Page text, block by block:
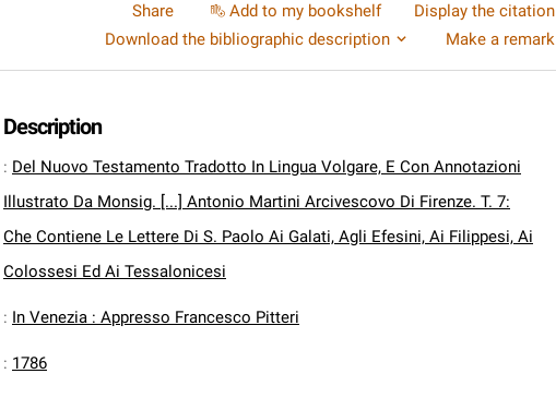
Share Add to my bookshelf
Display the citation
Download the bibliographic description
Make a remark
Description
: Del Nuovo Testamento Tradotto In Lingua Volgare, E Con Annotazioni
Illustrato Da Monsig. [...] Antonio Martini Arcivescovo Di Firenze. T. 7:
Che Contiene Le Lettere Di S. Paolo Ai Galati, Agli Efesini, Ai Filippesi, Ai
Colossesi Ed Ai Tessalonicesi
: In Venezia : Appresso Francesco Pitteri
: 1786